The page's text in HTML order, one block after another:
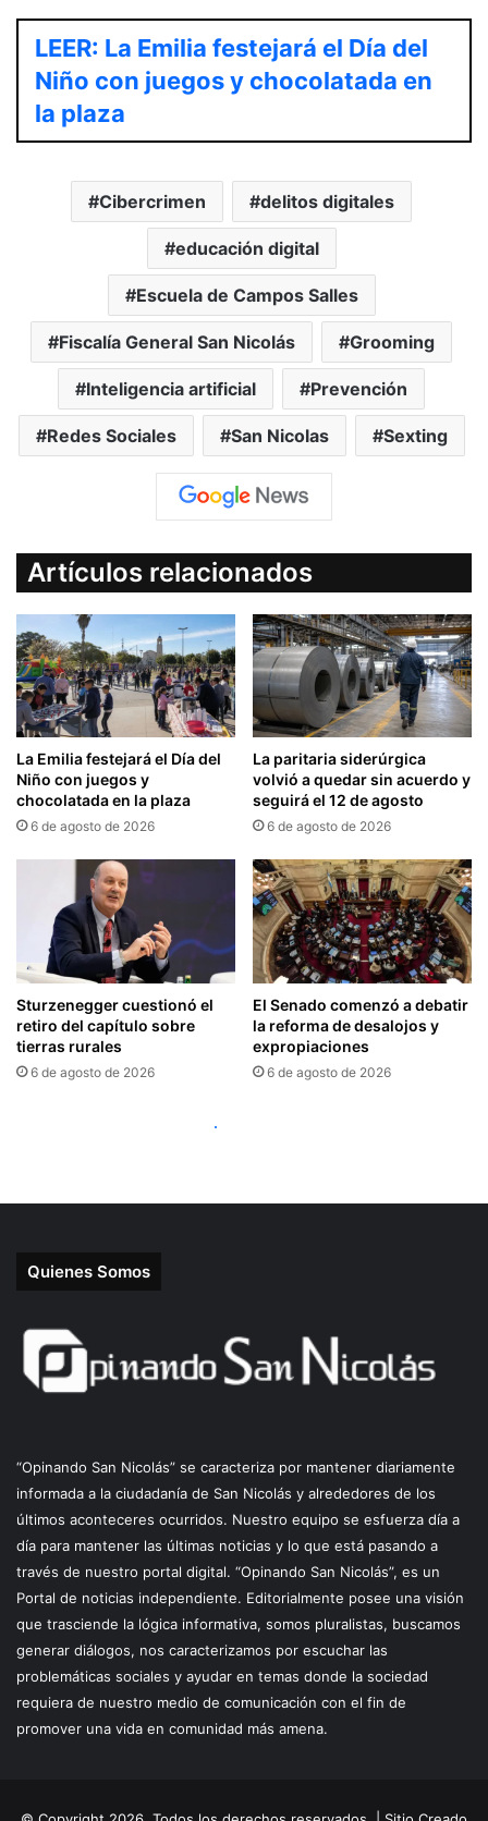
Quienes Somos
“Opinando San Nicolás” se caracteriza por mantener diariamente
informada a la ciudadanía de San Nicolás y alrededores de los
últimos aconteceres ocurridos. Nuestro equipo se esfuerza día a
día para mantener las últimas noticias y lo que está pasando a
través de nuestro portal digital. “Opinando San Nicolás”, es un
Portal de noticias independiente. Editorialmente posee una visión
que trasciende la lógica informativa, somos pluralistas, buscamos
generar diálogos, nos caracterizamos por escuchar las
problemáticas sociales y ayudar en temas donde la sociedad
requiera de nuestro medio de comunicación con el fin de
promover una vida en comunidad más amena.